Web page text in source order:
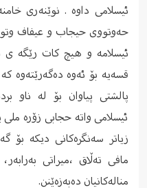
ئیسلامی داوە . نوێنەری
حەوتووی حیجاب و عیفاف
ئیسلامە و هیچ کات رێگە ی
قسەیە بۆ ئەوە دەگەرێتەوە
پالشتی پیاوان بۆ لە ناو
ئیسلامی واتە حجابی زۆرە
زیاتر سەنگرەکانی دیکە بۆ
مافی تەڵاق ،میراتی
منالەکانیان دەبەزەێنن.